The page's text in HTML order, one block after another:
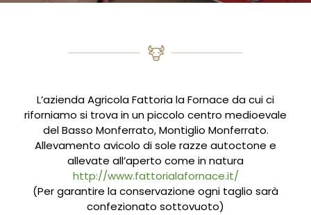
L’azienda Agricola Fattoria la Fornace da cui ci
riforniamo si trova in un piccolo centro medioevale
del Basso Monferrato, Montiglio Monferrato.
Allevamento avicolo di sole razze autoctone e
allevate all’aperto come in natura
http://www.fattorialafornace.it/
(Per garantire la conservazione ogni taglio sarà
confezionato sottovuoto)